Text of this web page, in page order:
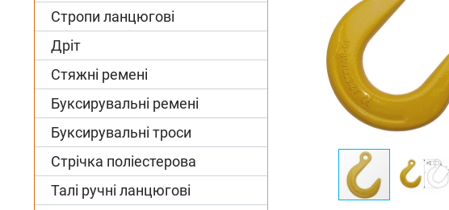
Стропи ланцюгові
Дріт
Стяжні ремені
Буксирувальні ремені
Буксирувальні троси
Стрічка поліестерова
Талі ручні ланцюгові